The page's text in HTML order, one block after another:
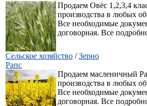
Продаем Овёс 1,2,3,4
производства в любых
Все необходимые
договорная. Все
Сельское хозяйство /Зерно
Рапс
Продаем масленичный
производства в любых
Все необходимые
договорная. Все